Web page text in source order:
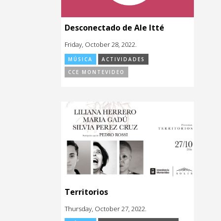
Desconectado de Ale Itté
Friday, October 28, 2022.
MÚSICA
ACTIVIDADES
CCE MONTEVIDEO
Territorios
Thursday, October 27, 2022.